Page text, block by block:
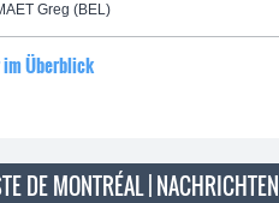
Greg (BEL)
Überblick
DE MONTRÉAL | NACHRICHTEN